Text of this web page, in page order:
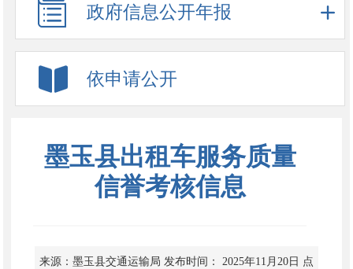
政府信息公开年报
依申请公开
墨玉县出租车服务质量
信誉考核信息
来源：墨玉县交通运输局 发布时间： 2025年11月20日 点